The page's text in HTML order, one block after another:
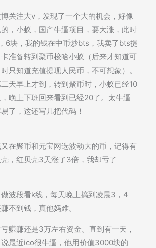
关注大v，发现了一个大的机会，好像
，小蚁，国产牛逼项目，要大涨，此时
6块，我的钱在中币炒bts，我卖了bts提
准备转到聚币梭哈小蚁（后来才知道可
只知道充值提现人民币，不可想象）。
天早上才到，转到聚币时，小蚁已经10
晚上下班回来看到已经20了。太牛逼
了，这还写几把代码！
在聚币和元宝网选波动大的币，记得有
，红贝壳3天涨了3倍，我却亏了
波段看k线，每天晚上搞到凌晨3，4
不到钱，真他妈难。
赚赚还是3万左右资金。直到有一天，
最近ico很牛逼，他用价值3000块的